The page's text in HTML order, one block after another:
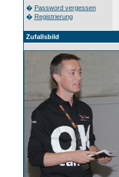
� Password vergessen
� Registrierung
Zufallsbild